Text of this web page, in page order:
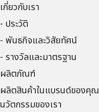
เกี่ยวกับเรา
- ประวัติ
- พันธกิจและวิสัยทัศน์
- รางวัลและมาตรฐาน
ผลิตภัณฑ์
ผลิตสินค้าในแบรนด์ของคุณ
นวัตกรรมของเรา